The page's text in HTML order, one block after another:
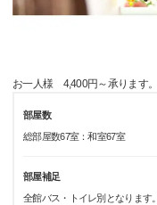
お一人様 4,400円～承ります。
部屋数
総部屋数67室：和室67室
部屋補足
全館バス・トイレ別となります。